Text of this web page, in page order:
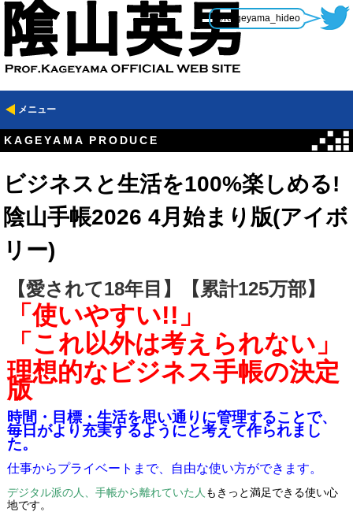
@Kageyama_hideo
メニュー
KAGEYAMA PRODUCE
ビジネスと生活を100%楽しめる!
陰山手帳2026 4月始まり版(アイボ
リー)
【愛されて18年目】【累計125万部】
「使いやすい!!」
「これ以外は考えられない」
理想的なビジネス手帳の決定
版
時間・目標・生活を思い通りに管理することで、
毎日がより充実するようにと考えて作られまし
た。
仕事からプライベートまで、自由な使い方ができます。
デジタル派の人、手帳から離れていた人 もきっと満足できる使い心
地です。